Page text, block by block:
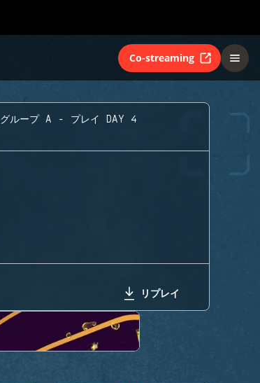
Co-streaming
グループ A - プレイ DAY 4
リプレイ